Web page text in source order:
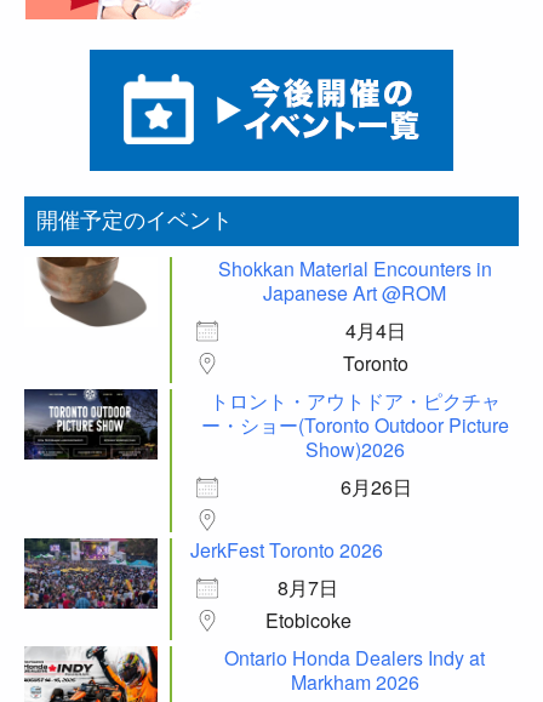
開催予定のイベント
Shokkan Material Encounters in
Japanese Art @ROM
4月4日
Toronto
トロント・アウトドア・ピクチャ
ー・ショー(Toronto Outdoor Picture
Show)2026
6月26日
JerkFest Toronto 2026
8月7日
Etobicoke
Ontario Honda Dealers Indy at
Markham 2026